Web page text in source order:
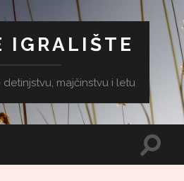
IGRALIŠTE
majčinstvu i letu
Toggle